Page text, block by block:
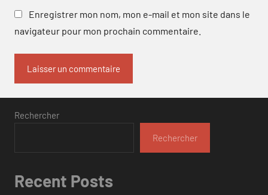
Enregistrer mon nom, mon e-mail et mon site dans le
navigateur pour mon prochain commentaire.
Rechercher
Rechercher
Recent Posts